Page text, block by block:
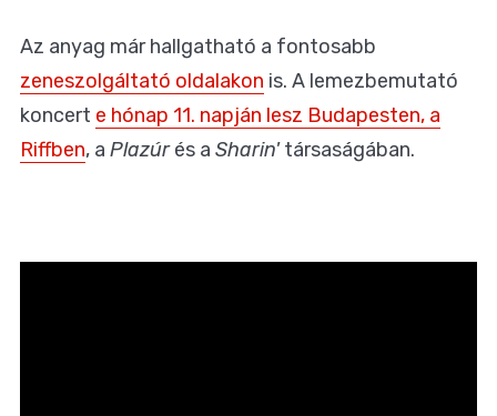
Az anyag már hallgatható a fontosabb
zeneszolgáltató oldalakon is. A lemezbemutató
koncert e hónap 11. napján lesz Budapesten, a
Riffben, a Plazúrés a Sharin'társaságában.